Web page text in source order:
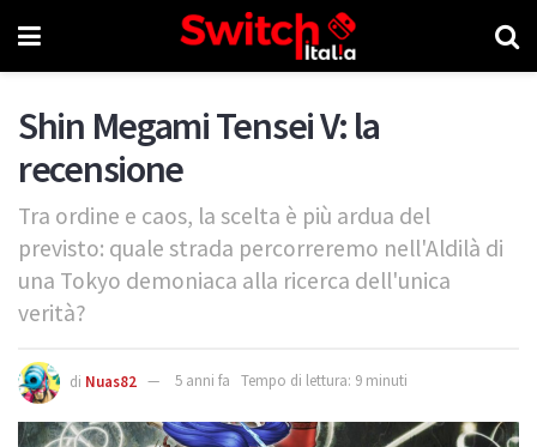
Shin Megami Tensei V: la
recensione
Tra ordine e caos, la scelta è più ardua del
previsto: quale strada percorreremo nell'Aldilà di
una Tokyo demoniaca alla ricerca dell'unica
verità?
di Nuas82 5 anni fa Tempo di lettura: 9 minuti